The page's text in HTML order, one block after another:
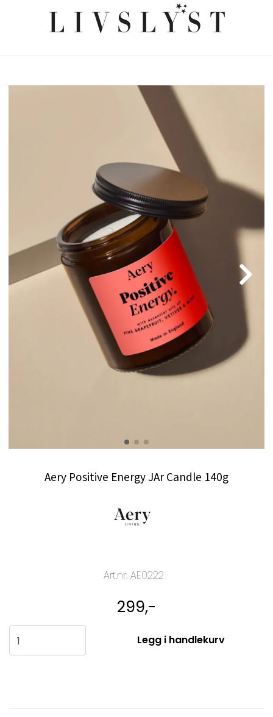
Aery Positive Energy JAr Candle 140g
Art.nr: AE0222
299,-
Legg i handlekurv